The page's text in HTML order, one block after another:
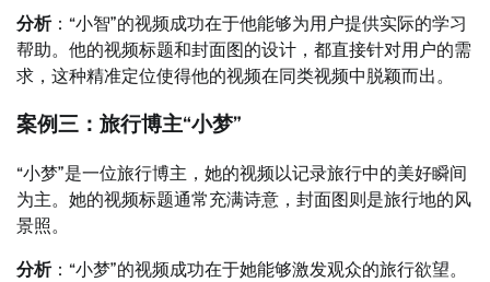
分析：“小智”的视频成功在于他能够为用户提供实际的学习
帮助。他的视频标题和封面图的设计，都直接针对用户的需
求，这种精准定位使得他的视频在同类视频中脱颖而出。
案例三：旅行博主“小梦”
“小梦”是一位旅行博主，她的视频以记录旅行中的美好瞬间
为主。她的视频标题通常充满诗意，封面图则是旅行地的风
景照。
分析：“小梦”的视频成功在于她能够激发观众的旅行欲望。